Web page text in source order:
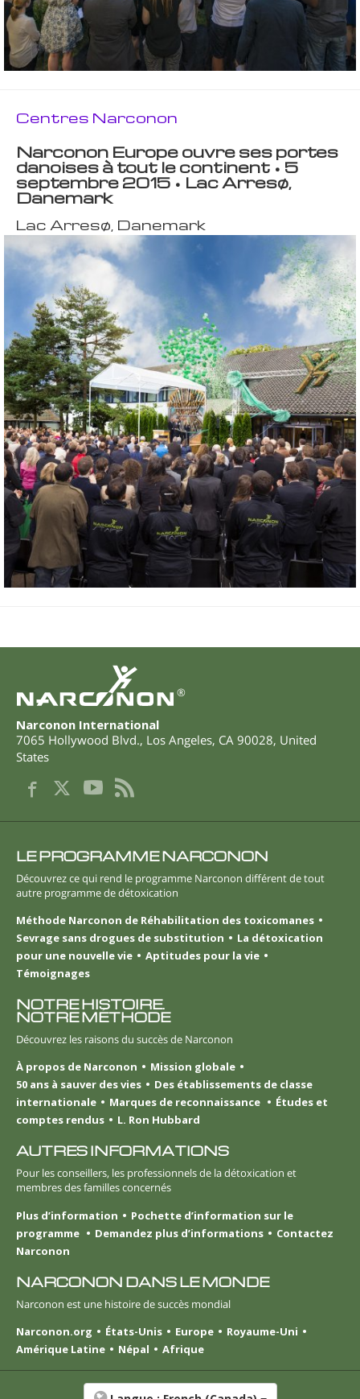
Centres Narconon
Narconon Europe ouvre ses portes
danoises à tout le continent • 5
septembre 2015 • Lac Arresø,
Danemark
Lac Arresø, Danemark
®
Narconon International
7065 Hollywood Blvd., Los Angeles, CA 90028, United
States
LE PROGRAMME NARCONON
Découvrez ce qui rend le programme Narconon différent de tout
autre programme de détoxication
Méthode Narconon de Réhabilitation des toxicomanes
Sevrage sans drogues de substitution
La détoxication
pour une nouvelle vie
Aptitudes pour la vie
Témoignages
NOTRE HISTOIRE.
NOTRE MÉTHODE
Découvrez les raisons du succès de Narconon
À propos de Narconon
Mission globale
50 ans à sauver des vies
Des établissements de classe
internationale
Marques de reconnaissance
Études et
comptes rendus
L. Ron Hubbard
AUTRES INFORMATIONS
Pour les conseillers, les professionnels de la détoxication et
membres des familles concernés
Plus d’information
Pochette d’information sur le
programme
Demandez plus d’informations
Contactez
Narconon
NARCONON DANS LE MONDE
Narconon est une histoire de succès mondial
Narconon.org
États-Unis Europe
Royaume-Uni
Amérique Latine
Népal Afrique